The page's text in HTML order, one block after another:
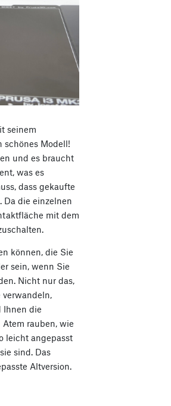
seinem
schönes Modell!
und es braucht
was es
dass gekaufte
die einzelnen
mit dem
können, die Sie
sein, wenn Sie
Nicht nur das,
Ihnen die
rauben, wie
leicht angepasst
sind. Das
Altversion.